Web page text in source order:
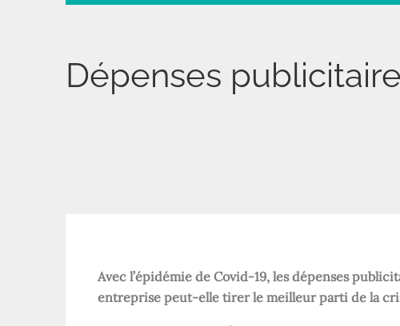
Dépenses
Avec l’épidémie de Covid-19, les dépenses
entreprise peut-elle tirer le meilleur parti de la